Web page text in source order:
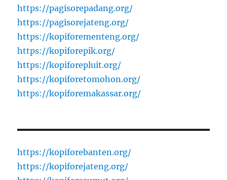
https://pagisorepadang.org/
https://pagisorejateng.org/
https://kopiforementeng.org/
https://kopiforepik.org/
https://kopiforepluit.org/
https://kopiforetomohon.org/
https://kopiforemakassar.org/
https://kopiforebanten.org/
https://kopiforejateng.org/